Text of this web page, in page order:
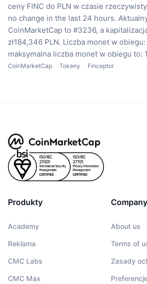
ceny FINC do PLN w czasie
no change in the last 24 hours.
CoinMarketCap to #3236, a
zł184,346 PLN. Liczba monet w
maksymalna liczba monet w obiegu to:
CoinMarketCap Tokeny Finceptor
Produkty
Academy
Reklama
CMC Labs
CMC Max
Company
About us
Terms of
Zasady